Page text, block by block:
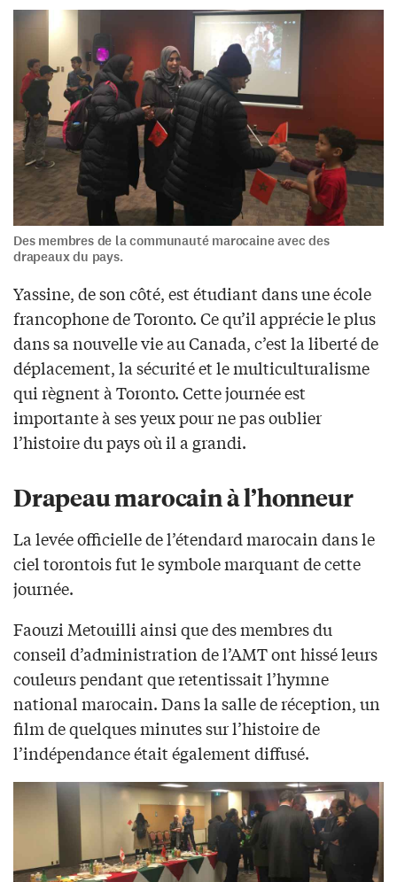
Des membres de la communauté marocaine avec des
drapeaux du pays.
Yassine, de son côté, est étudiant dans une école
francophone de Toronto. Ce qu’il apprécie le plus
dans sa nouvelle vie au Canada, c’est la liberté de
déplacement, la sécurité et le multiculturalisme
qui règnent à Toronto. Cette journée est
importante à ses yeux pour ne pas oublier
l’histoire du pays où il a grandi.
Drapeau marocain à l’honneur
La levée officielle de l’étendard marocain dans le
ciel torontois fut le symbole marquant de cette
journée.
Faouzi Metouilli ainsi que des membres du
conseil d’administration de l’AMT ont hissé leurs
couleurs pendant que retentissait l’hymne
national marocain. Dans la salle de réception, un
film de quelques minutes sur l’histoire de
l’indépendance était également diffusé.